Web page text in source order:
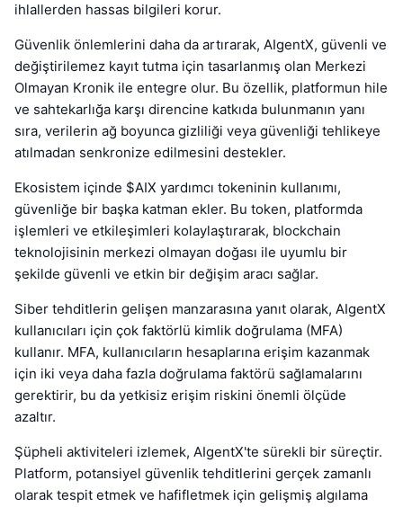
ihlallerden hassas bilgileri korur.
Güvenlik önlemlerini daha da artırarak, AIgentX, güvenli ve
değiştirilemez kayıt tutma için tasarlanmış olan Merkezi
Olmayan Kronik ile entegre olur. Bu özellik, platformun hile
ve sahtekarlığa karşı direncine katkıda bulunmanın yanı
sıra, verilerin ağ boyunca gizliliği veya güvenliği tehlikeye
atılmadan senkronize edilmesini destekler.
Ekosistem içinde $AIX yardımcı tokeninin kullanımı,
güvenliğe bir başka katman ekler. Bu token, platformda
işlemleri ve etkileşimleri kolaylaştırarak, blockchain
teknolojisinin merkezi olmayan doğası ile uyumlu bir
şekilde güvenli ve etkin bir değişim aracı sağlar.
Siber tehditlerin gelişen manzarasına yanıt olarak, AIgentX
kullanıcıları için çok faktörlü kimlik doğrulama (MFA)
kullanır. MFA, kullanıcıların hesaplarına erişim kazanmak
için iki veya daha fazla doğrulama faktörü sağlamalarını
gerektirir, bu da yetkisiz erişim riskini önemli ölçüde
azaltır.
Şüpheli aktiviteleri izlemek, AIgentX'te sürekli bir süreçtir.
Platform, potansiyel güvenlik tehditlerini gerçek zamanlı
olarak tespit etmek ve hafifletmek için gelişmiş algılama